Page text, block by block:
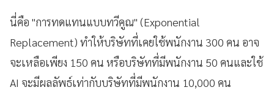
นี่คือ "การทดแทนแบบทวีคูณ" (Exponential
Replacement) ทำให้บริษัทที่เคยใช้พนักงาน 300 คน อาจ
จะเหลือเพียง 150 คน หรือบริษัทที่มีพนักงาน 50 คนและใช้
AI จะมีผลลัพธ์เท่ากับบริษัทที่มีพนักงาน 10,000 คน